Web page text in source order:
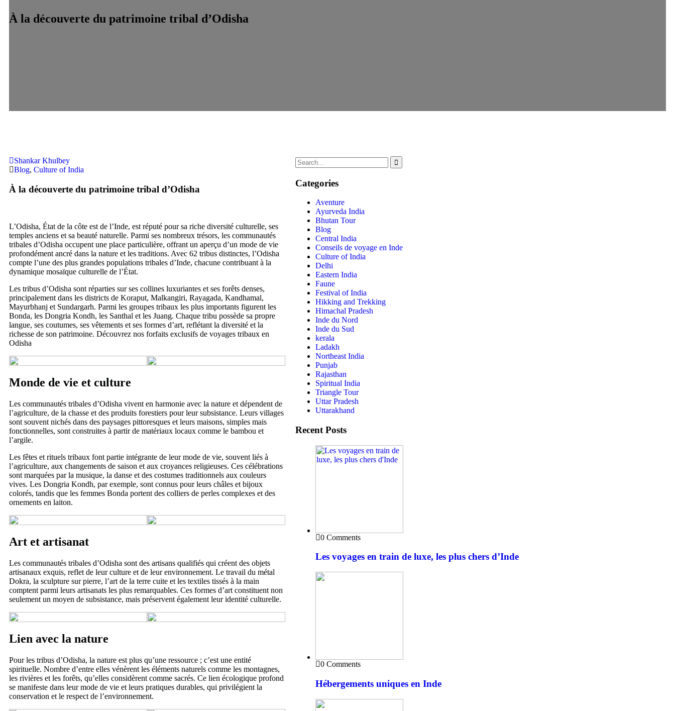
À la découverte du patrimoine tribal d’Odisha
Shankar Khulbey
Blog, Culture of India
À la découverte du patrimoine tribal d’Odisha
L’Odisha, État de la côte est de l’Inde, est réputé pour sa riche diversité culturelle, ses
temples anciens et sa beauté naturelle. Parmi ses nombreux trésors, les communautés
tribales d’Odisha occupent une place particulière, offrant un aperçu d’un mode de vie
profondément ancré dans la nature et les traditions. Avec 62 tribus distinctes, l’Odisha
compte l’une des plus grandes populations tribales d’Inde, chacune contribuant à la
dynamique mosaïque culturelle de l’État.
Les tribus d’Odisha sont réparties sur ses collines luxuriantes et ses forêts denses,
principalement dans les districts de Koraput, Malkangiri, Rayagada, Kandhamal,
Mayurbhanj et Sundargarh. Parmi les groupes tribaux les plus importants figurent les
Bonda, les Dongria Kondh, les Santhal et les Juang. Chaque tribu possède sa propre
langue, ses coutumes, ses vêtements et ses formes d’art, reflétant la diversité et la
richesse de son patrimoine. Découvrez nos forfaits exclusifs de voyages tribaux en
Odisha
Monde de vie et culture
Les communautés tribales d’Odisha vivent en harmonie avec la nature et dépendent de
l’agriculture, de la chasse et des produits forestiers pour leur subsistance. Leurs villages
sont souvent nichés dans des paysages pittoresques et leurs maisons, simples mais
fonctionnelles, sont construites à partir de matériaux locaux comme le bambou et
l’argile.
Les fêtes et rituels tribaux font partie intégrante de leur mode de vie, souvent liés à
l’agriculture, aux changements de saison et aux croyances religieuses. Ces célébrations
sont marquées par la musique, la danse et des costumes traditionnels aux couleurs
vives. Les Dongria Kondh, par exemple, sont connus pour leurs châles et bijoux
colorés, tandis que les femmes Bonda portent des colliers de perles complexes et des
ornements en laiton.
Art et artisanat
Les communautés tribales d’Odisha sont des artisans qualifiés qui créent des objets
artisanaux exquis, reflet de leur culture et de leur environnement. Le travail du métal
Dokra, la sculpture sur pierre, l’art de la terre cuite et les textiles tissés à la main
comptent parmi leurs artisanats les plus remarquables. Ces formes d’art constituent non
seulement un moyen de subsistance, mais préservent également leur identité culturelle.
Lien avec la nature
Pour les tribus d’Odisha, la nature est plus qu’une ressource ; c’est une entité
spirituelle. Nombre d’entre elles vénèrent les éléments naturels comme les montagnes,
les rivières et les forêts, qu’elles considèrent comme sacrés. Ce lien écologique profond
se manifeste dans leur mode de vie et leurs pratiques durables, qui privilégient la
conservation et le respect de l’environnement.
Categories
Aventure
Ayurveda India
Bhutan Tour
Blog
Central India
Conseils de voyage en Inde
Culture of India
Delhi
Eastern India
Faune
Festival of India
Hikking and Trekking
Himachal Pradesh
Inde du Nord
Inde du Sud
kerala
Ladakh
Northeast India
Punjab
Rajasthan
Spiritual India
Triangle Tour
Uttar Pradesh
Uttarakhand
Recent Posts
0 Comments
Les voyages en train de luxe, les plus chers d’Inde
0 Comments
Hébergements uniques en Inde